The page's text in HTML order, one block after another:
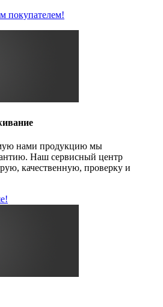
покупателем!
нами продукцию мы
Наш сервисный центр
качественную, проверку и